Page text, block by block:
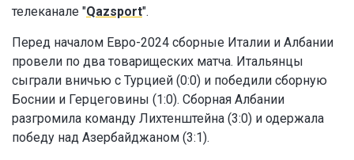
телеканале "Qazsport".
Перед началом Евро-2024 сборные Италии и Албании
провели по два товарищеских матча. Итальянцы
сыграли вничью с Турцией (0:0) и победили сборную
Боснии и Герцеговины (1:0). Сборная Албании
разгромила команду Лихтенштейна (3:0) и одержала
победу над Азербайджаном (3:1).